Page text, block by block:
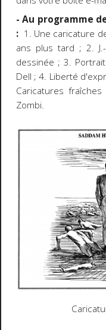
- Au programme
:1. Une caricature
ans plus tard ; 2.
dessinée ; 3.
Dell ; 4. Liberté
Caricatures
Zombi.